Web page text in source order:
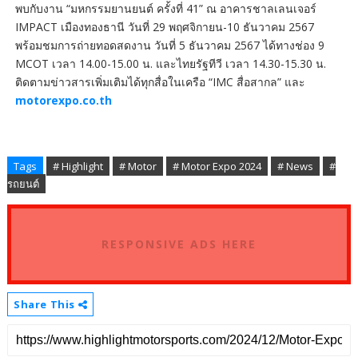
พบกับงาน “มหกรรมยานยนต์ ครั้งที่ 41” ณ อาคารชาลเลนเจอร์
IMPACT เมืองทองธานี วันที่ 29 พฤศจิกายน-10 ธันวาคม 2567
พร้อมชมการถ่ายทอดสดงาน วันที่ 5 ธันวาคม 2567 ได้ทางช่อง 9
MCOT เวลา 14.00-15.00 น. และไทยรัฐทีวี เวลา 14.30-15.30 น.
ติดตามข่าวสารเพิ่มเติมได้ทุกสื่อในเครือ “IMC สื่อสากล” และ
motorexpo.co.th
Tags # Highlight # Motor # Motor Expo 2024 # News
#
รถยนต์
RESPONSIVE ADS HERE
Share This